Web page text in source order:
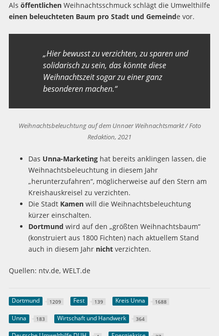
Als öffentlichenWeihnachtsschmuck schlägt die Umwelthilfe
einen beleuchteten Baum pro Stadt und Gemeinde vor.
„Hier bewusst zu verzichten, zu sparen und
solidarisch zu sein, das könnte diese
Weihnachtszeit sogar zu einer ganz
besonderen machen.“
Weihnachtsbeleuchtung auf dem Unnaer Weihnachtsmarkt / Foto
Redaktion, 2021
Das Unna-Marketinghat bereits anklingen lassen, die
Weihnachtsbeleuchtung in diesem Jahr
„herunterzufahren“, möglicherweise auf den Stern am
Kreishauskreisel zu verzichten.
Die Stadt Kamenwill die Weihnachtsbeleuchtung
kürzer einschalten.
Dortmund wird auf den „größten Weihnachtsbaum“
(konstruiert aus 1800 Fichten) nach aktuellem Stand
auch in diesem Jahr nichtverzichten.
Quellen: ntv.de, WELT.de
Dortmund 1209 Fest 139 Kreis Unna 1688
Unna 183 Wirtschaft und Handwerk 364